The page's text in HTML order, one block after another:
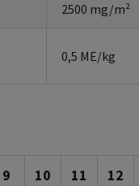
2500 mg/m²
0,5 ME/kg
9 10 11 12